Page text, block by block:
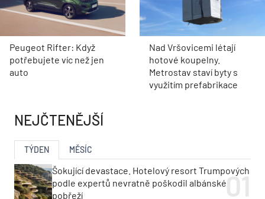
Peugeot Rifter: Když
potřebujete víc než jen
auto
Nad Vršovicemi létají
hotové koupelny.
Metrostav staví byty s
využitím prefabrikace
NEJČTENĚJŠÍ
TÝDEN MĚSÍC
Šokující devastace. Hotelový resort Trumpových
podle expertů nevratně poškodil albánské
pobřeží